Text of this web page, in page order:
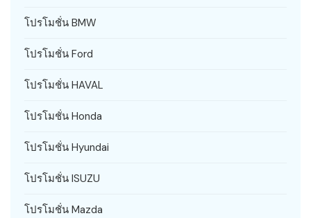
โปรโมชั่น BMW
โปรโมชั่น Ford
โปรโมชั่น HAVAL
โปรโมชั่น Honda
โปรโมชั่น Hyundai
โปรโมชั่น ISUZU
โปรโมชั่น Mazda